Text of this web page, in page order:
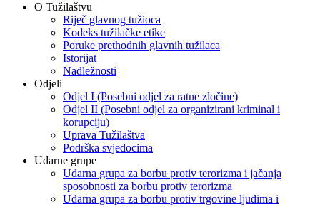
O Tužilaštvu
Riječ glavnog tužioca
Kodeks tužilačke etike
Poruke prethodnih glavnih tužilaca
Istorijat
Nadležnosti
Odjeli
Odjel I (Posebni odjel za ratne zločine)
Odjel II (Posebni odjel za organizirani kriminal i
korupciju)
Uprava Tužilaštva
Podrška svjedocima
Udarne grupe
Udarna grupa za borbu protiv terorizma i jačanja
sposobnosti za borbu protiv terorizma
Udarna grupa za borbu protiv trgovine ljudima i